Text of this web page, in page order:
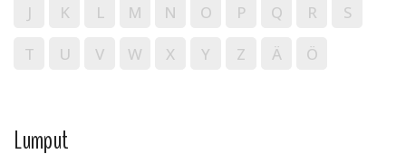
J K L M N O P Q R S
T U V W X Y Z Ä Ö
Lumput